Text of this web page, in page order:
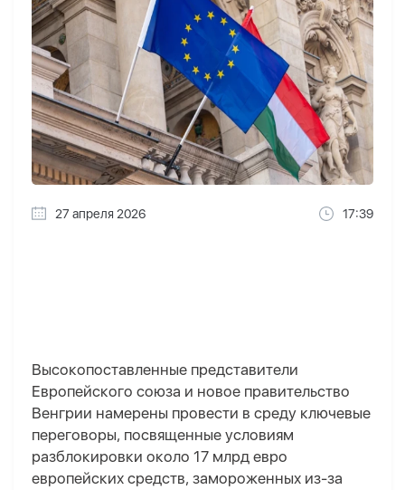
27 апреля 2026 17:39
Высокопоставленные представители
Европейского союза и новое правительство
Венгрии намерены провести в среду ключевые
переговоры, посвященные условиям
разблокировки около 17 млрд евро
европейских средств, замороженных из-за